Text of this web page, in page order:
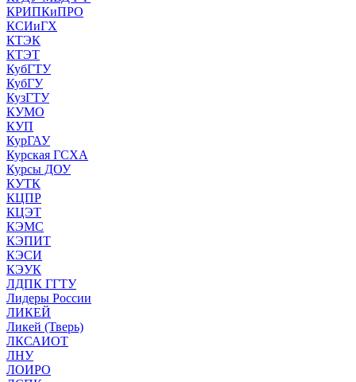
КРИПКиПРО
КСИиГХ
КТЭК
КТЭТ
КубГТУ
КубГУ
КузГТУ
КУМО
КУП
КурГАУ
Курская ГСХА
Курсы ДОУ
КУТК
КЦПР
КЦЭТ
КЭМС
КЭПИТ
КЭСИ
КЭУК
ЛДПК ГГТУ
Лидеры России
ЛИКЕЙ
Ликей (Тверь)
ЛКСАИОТ
ЛНУ
ЛОИРО